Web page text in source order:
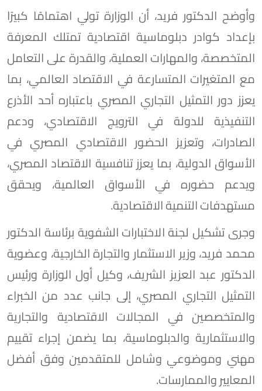
وأوضح الدكتور فريد، أن الوزارة تولي اهتمامًا كبيرًا
بإعداد كوادر دبلوماسية اقتصادية تمتلك المعرفة
المتخصصة، والمهارات العملية، والقدرة على التعامل
مع المتغيرات المتسارعة في الاقتصاد العالمي، بما
يعزز دور التمثيل التجاري المصري باعتباره أحد الأذرع
التنفيذية للدولة في الترويج الاقتصادي، ودعم
الصادرات، وتعزيز الحضور الاقتصادي المصري في
الأسواق الدولية، بما يعزز تنافسية الاقتصاد المصري،
ويدعم حضوره في الأسواق العالمية، ويحقق
مستهدفات التنمية الاقتصادية.
وجرى تشكيل لجنة الاختبارات الشفوية برئاسة الدكتور
محمد فريد، وزير الاستثمار والتجارة الخارجية، وعضوية
الدكتور عبد العزيز الشريف، وكيل أول الوزارة ورئيس
التمثيل التجاري المصري، إلى جانب عدد من الخبراء
والمتخصصين في المجالات الاقتصادية والتجارية
والاستثمارية والدبلوماسية، بما يضمن إجراء تقييم
مهني وموضوعي وشامل للمتقدمين وفق أفضل
المعايير والممارسات.